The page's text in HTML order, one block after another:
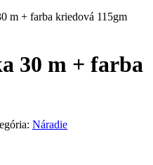
m + farba kriedová 115gm
30 m + farba
Náradie